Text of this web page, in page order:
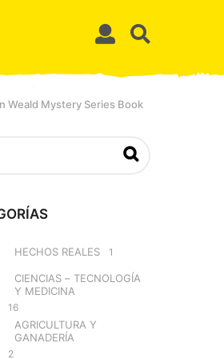
Weald Mystery Series Book
HECHOS REALES 1
CIENCIAS – TECNOLOGÍA
Y MEDICINA
16
AGRICULTURA Y
GANADERÍA
2